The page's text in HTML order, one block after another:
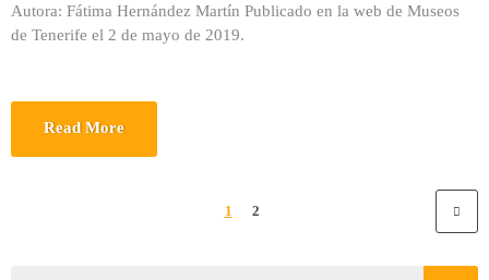
Autora: Fátima Hernández Martín Publicado en la web de Museos
de Tenerife el 2 de mayo de 2019.
Read More
1 2